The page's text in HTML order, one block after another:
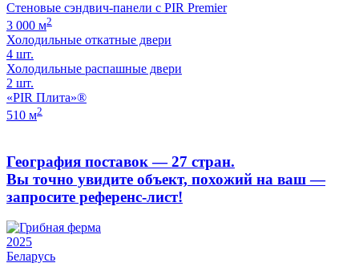
Стеновые сэндвич-панели с PIR Premier
3 000 м2
Холодильные откатные двери
4 шт.
Холодильные распашные двери
2 шт.
«PIR Плита»®
510 м2
География поставок — 27 стран.
Вы точно увидите объект, похожий на ваш —
запросите референс-лист!
2025
Беларусь